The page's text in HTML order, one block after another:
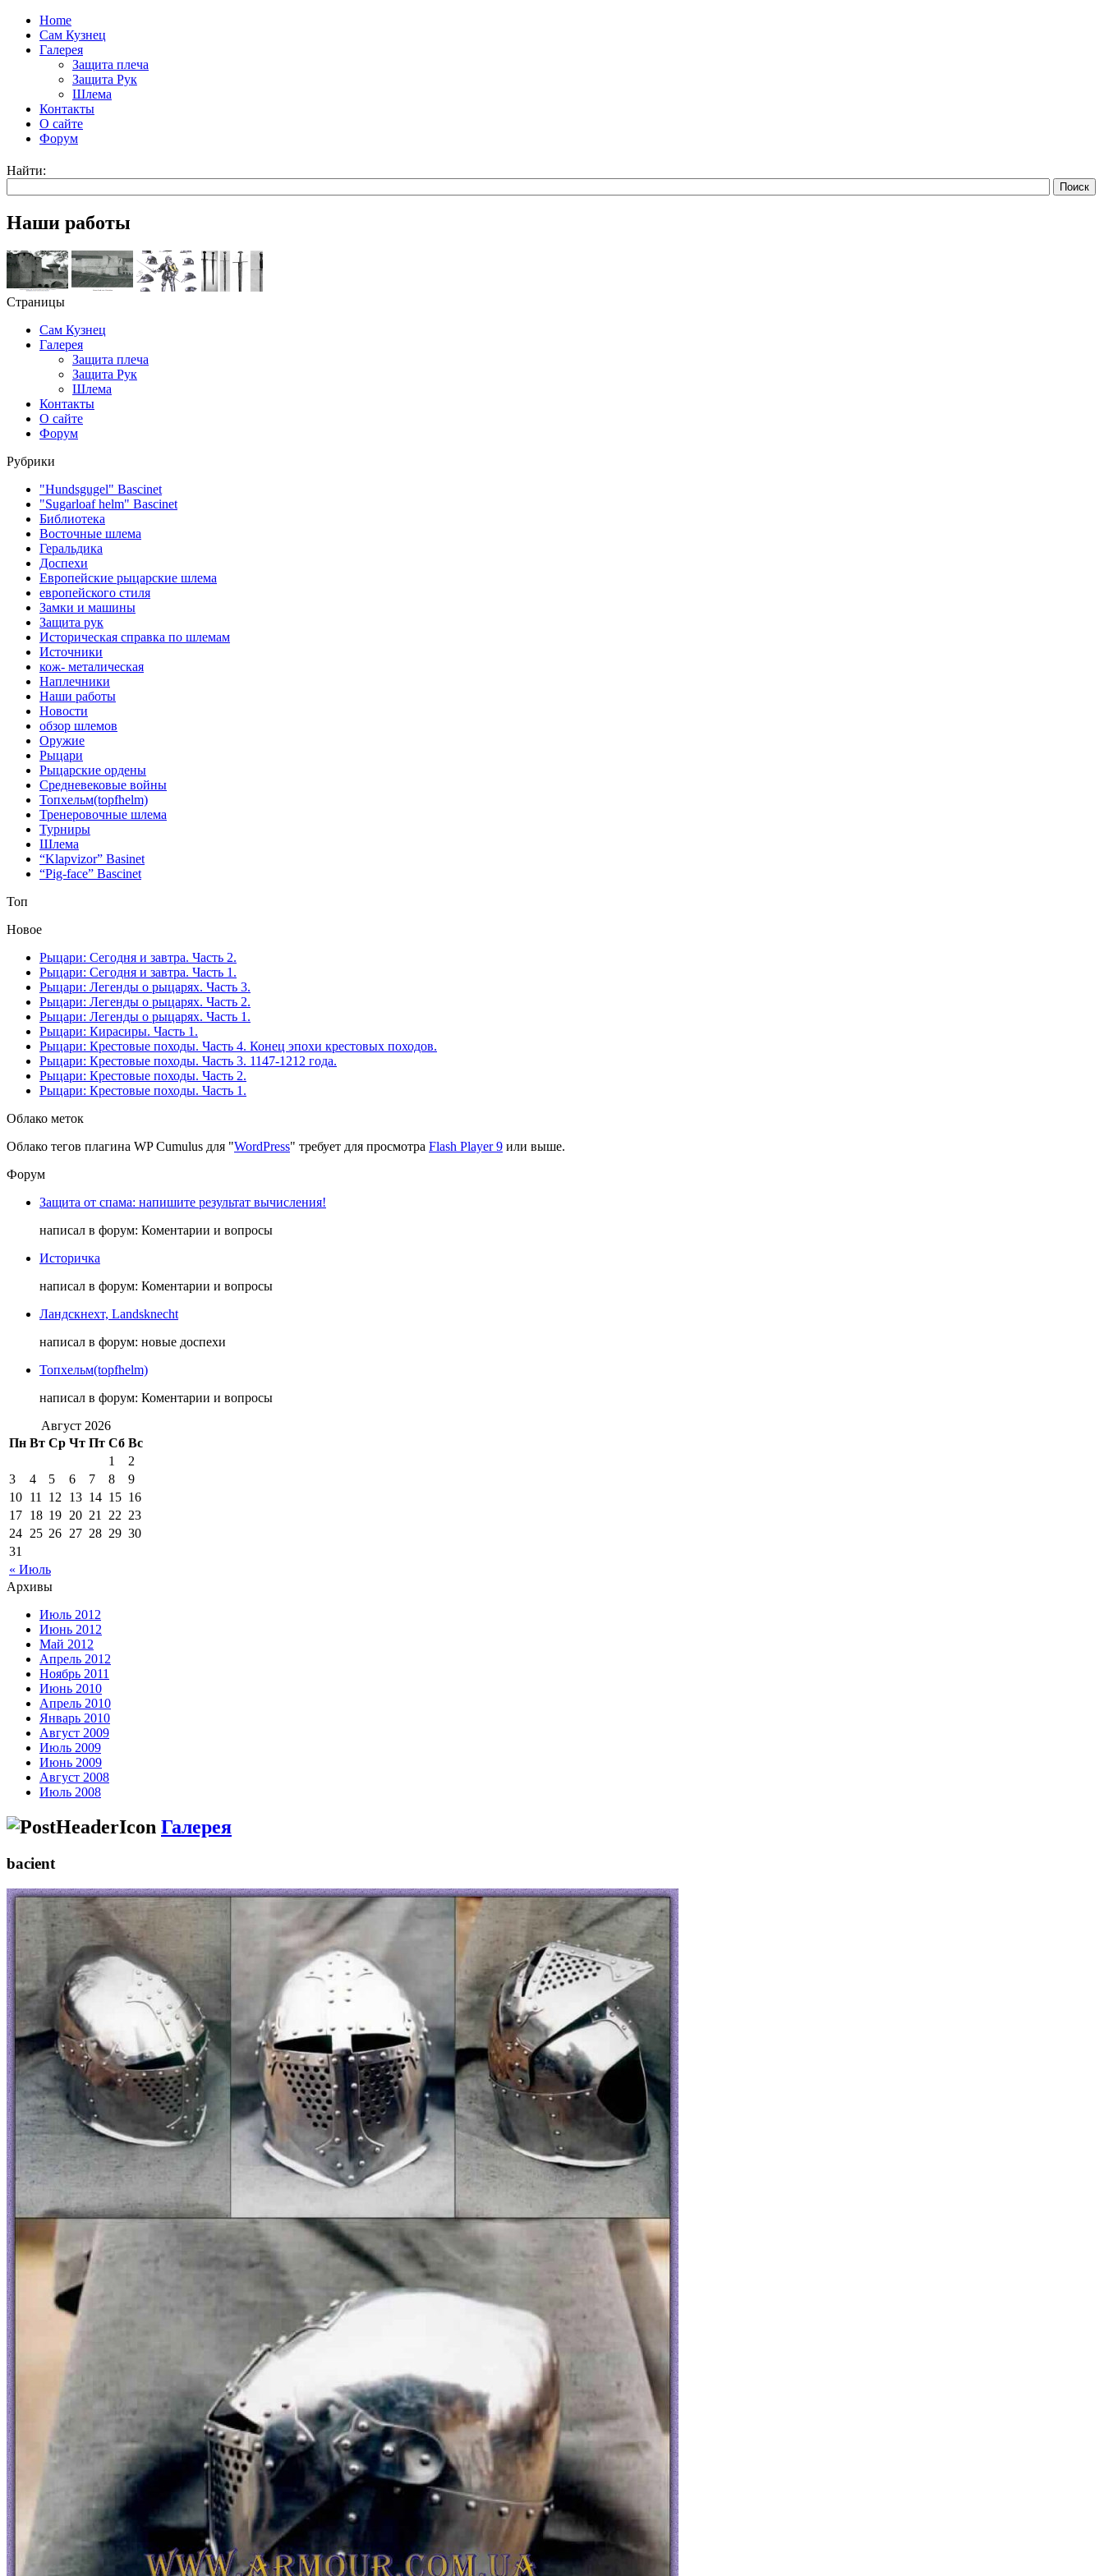
Home
Сам Кузнец
Галерея
Защита плеча
Защита Рук
Шлема
Контакты
О сайте
Форум
Найти:
Поиск
Наши работы
Страницы
Сам Кузнец
Галерея
Защита плеча
Защита Рук
Шлема
Контакты
О сайте
Форум
Рубрики
"Hundsgugel" Bascinet
"Sugarloaf helm" Bascinet
Библиотека
Восточные шлема
Геральдика
Доспехи
Европейские рыцарские шлема
европейского стиля
Замки и машины
Защита рук
Историческая справка по шлемам
Источники
кож- металическая
Наплечники
Наши работы
Новости
обзор шлемов
Оружие
Рыцари
Рыцарские ордены
Средневековые войны
Топхельм(topfhelm)
Тренеровочные шлема
Турниры
Шлема
“Klapvizor” Basinet
“Pig-face” Bascinet
Топ
Новое
Рыцари: Сегодня и завтра. Часть 2.
Рыцари: Сегодня и завтра. Часть 1.
Рыцари: Легенды о рыцарях. Часть 3.
Рыцари: Легенды о рыцарях. Часть 2.
Рыцари: Легенды о рыцарях. Часть 1.
Рыцари: Кирасиры. Часть 1.
Рыцари: Крестовые походы. Часть 4. Конец эпохи крестовых походов.
Рыцари: Крестовые походы. Часть 3. 1147-1212 года.
Рыцари: Крестовые походы. Часть 2.
Рыцари: Крестовые походы. Часть 1.
Облако меток
Облако тегов плагина WP Cumulus для "WordPress" требует для просмотра Flash Player 9 или выше.
Форум
Защита от спама: напишите результат вычисления!
написал в форум: Коментарии и вопросы
Историчка
написал в форум: Коментарии и вопросы
Ландскнехт, Landsknecht
написал в форум: новые доспехи
Топхельм(topfhelm)
написал в форум: Коментарии и вопросы
Август 2026
Пн Вт Ср Чт Пт Сб Вс
« Июль
1
2
3
4 5 6 7 8
9
10 11 12 13 14 15 16
17 18 19 20 21 22 23
24 25 26 27 28 29 30
31
Архивы
Июль 2012
Июнь 2012
Май 2012
Апрель 2012
Ноябрь 2011
Июнь 2010
Апрель 2010
Январь 2010
Август 2009
Июль 2009
Июнь 2009
Август 2008
Июль 2008
Галерея
bacient